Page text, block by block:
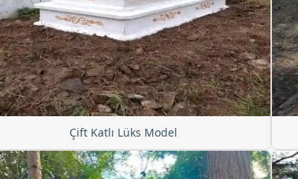
Çift Katlı Lüks Model